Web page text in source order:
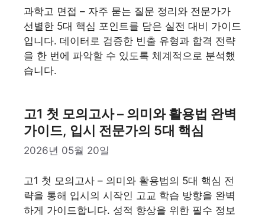
과학고 면접 – 자주 묻는 질문 정리와 전문가가
선별한 5대 핵심 포인트를 담은 실전 대비 가이드
입니다. 데이터로 검증한 빈출 유형과 합격 전략
을 한 번에 파악할 수 있도록 체계적으로 분석했
습니다.
고1 첫 모의고사 – 의미와 활용법 완벽
가이드, 입시 전문가의 5대 핵심
2026년 05월 20일
고1 첫 모의고사 – 의미와 활용법의 5대 핵심 전
략을 통해 입시의 시작인 고교 학습 방향을 완벽
하게 가이드합니다. 성적 향상을 위한 필수 정보